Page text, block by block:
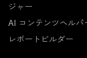
ジャー
AI コンテンツヘルパ
レポートビルダー